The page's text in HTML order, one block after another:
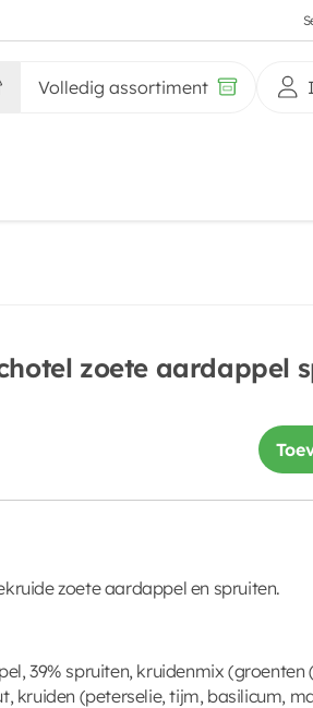
Volledig assortiment
zoete aardappel
zoete aardappel en spruiten.
39% spruiten, kruidenmix (groenten
kruiden (peterselie, tijm, basilicum,